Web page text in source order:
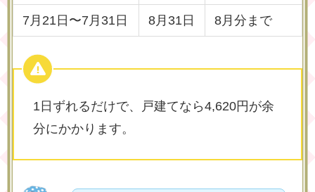
7月21日〜7月31日 8月31日 8月分まで
1日ずれるだけで、戸建てなら4,620円が余
分にかかります。